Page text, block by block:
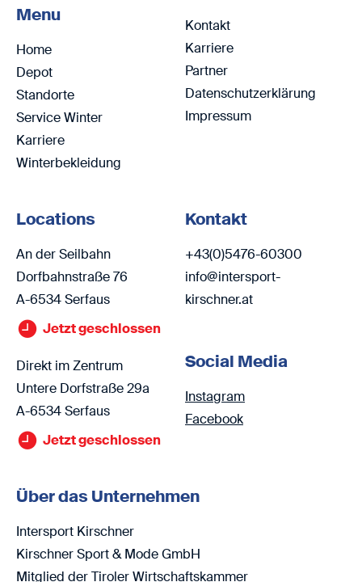
Menu
Home
Depot
Standorte
Service Winter
Karriere
Winterbekleidung
Kontakt
Karriere
Partner
Datenschutzerklärung
Impressum
Locations
An der Seilbahn
Dorfbahnstraße 76
A-6534 Serfaus
Jetzt geschlossen
Direkt im Zentrum
Untere Dorfstraße 29a
A-6534 Serfaus
Jetzt geschlossen
Kontakt
+43(0)5476-60300
info@intersport-
kirschner.at
Social Media
Instagram
Facebook
Über das Unternehmen
Intersport Kirschner
Kirschner Sport & Mode GmbH
Mitglied der Tiroler Wirtschaftskammer